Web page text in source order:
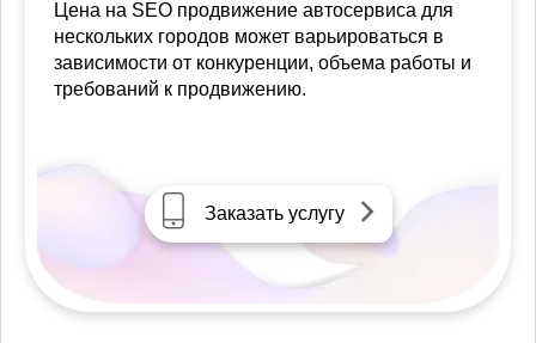
Цена на SEO продвижение автосервиса для
нескольких городов может варьироваться в
зависимости от конкуренции, объема работы и
требований к продвижению.
Заказать услугу